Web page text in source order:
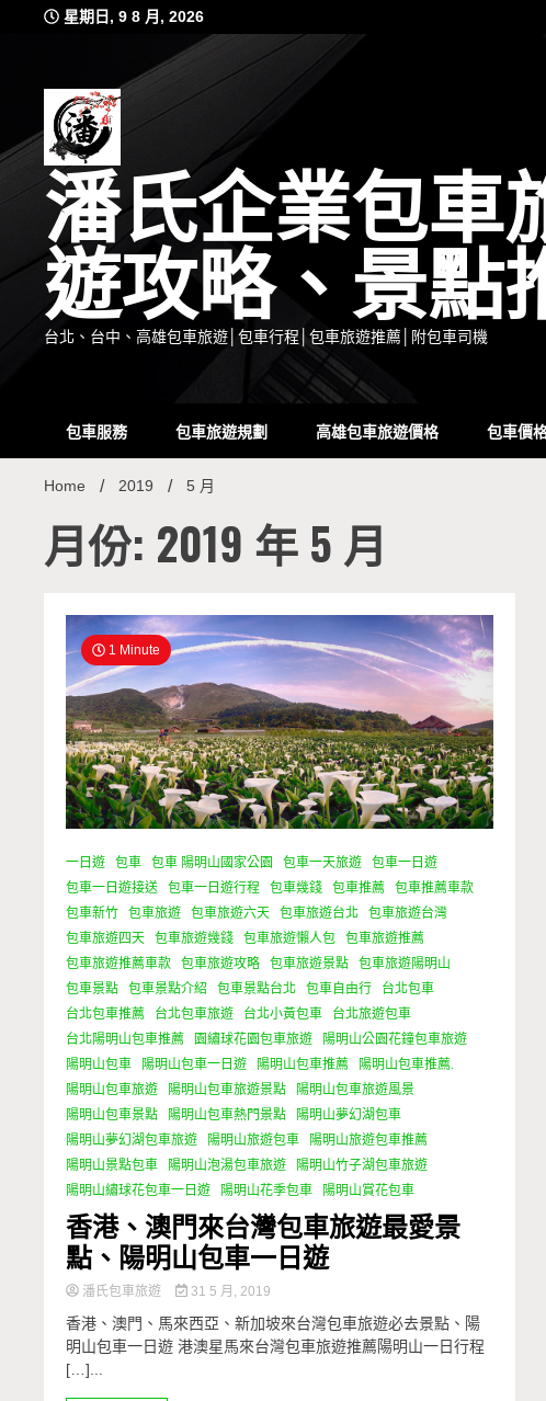
星期日, 9 8 月, 2026
潘氏企業包車
遊攻略、景點
台北、台中、高雄包車旅遊│包車行程│包車旅遊推薦│附包車司機
包車服務 包車旅遊規劃 高雄包車旅遊價格 包車價
Home 2019 5 月
月份: 2019 年 5 月
1 Minute
一日遊 包車 包車 陽明山國家公園 包車一天旅遊
包車一日遊
包車一日遊接送
包車一日遊行程 包車幾錢 包車推薦
包車推薦車款
包車新竹
包車旅遊 包車旅遊六天 包車旅遊台北
包車旅遊台灣
包車旅遊四天
包車旅遊幾錢 包車旅遊懶人包
包車旅遊推薦
包車旅遊推薦車款
包車旅遊攻略 包車旅遊景點
包車旅遊陽明山
包車景點
包車景點介紹 包車景點台北 包車自由行
台北包車
台北包車推薦
台北包車旅遊 台北小黃包車
台北旅遊包車
台北陽明山包車推薦
園繡球花園包車旅遊
陽明山公園花鐘包車旅遊
陽明山包車
陽明山包車一日遊 陽明山包車推薦
陽明山包車推薦.
陽明山包車旅遊
陽明山包車旅遊景點
陽明山包車旅遊風景
陽明山包車景點
陽明山包車熱門景點
陽明山夢幻湖包車
陽明山夢幻湖包車旅遊
陽明山旅遊包車
陽明山旅遊包車推薦
陽明山景點包車
陽明山泡湯包車旅遊
陽明山竹子湖包車旅遊
陽明山繡球花包車一日遊
陽明山花季包車 陽明山賞花包車
香港、澳門來台灣包車旅遊最愛景
點、陽明山包車一日遊
潘氏包車旅遊 31 5 月, 2019
香港、澳門、馬來西亞、新加坡來台灣包車旅遊必去景點、陽
明山包車一日遊 港澳星馬來台灣包車旅遊推薦陽明山一日行程
[…]...